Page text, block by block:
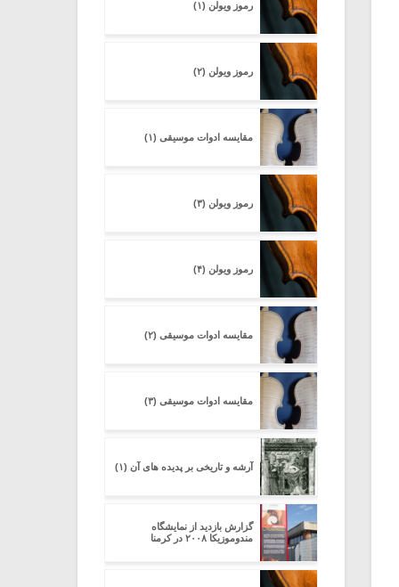
رموز ویولن (۱)
رموز ویولن (۲)
مقایسه ادوات موسیقی (۱)
رموز ویولن (۳)
رموز ویولن (۴)
مقایسه ادوات موسیقی (۲)
مقایسه ادوات موسیقی (۳)
آرشه و تاریخی بر پدیده های آن (۱)
گزارش بازدید از نمایشگاه
مندوموزیکا ۲۰۰۸ در کرمنا